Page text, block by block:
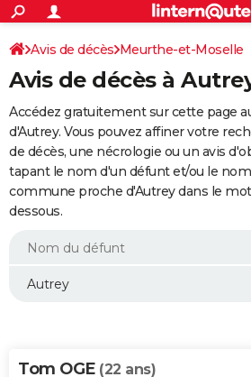
ACTUALITÉS
Politique
Société
Faits Divers
Education
Monde
Villes
+
SPORT
Coupe du monde 2026
Football
Tennis
Cyclisme
Rugby
Forum
Programme TV
TNT
Streaming
Cinéma
Sorties cinéma
Musique
+
FINANCE
Retraite
Epargne
Immobilier
Risques naturels par ville
Assurance
AUTO
Essais
Réserver un essai
Citadines
Berlines
SUV
Forum auto
+
HIGH-TECH
BRICOLAGE
WEEK-END
S'inscrire
Connexion
Avis de décès Meurthe-et-Moselle
Avis de décès à
Accédez gratuitement sur cette page
d'Autrey. Vous pouvez affiner votre
de décès, une nécrologie ou un avis
tapant le nom d'un défunt et/ou le
commune proche d'Autrey dans le
dessous.
Tom OGE (22 ans)